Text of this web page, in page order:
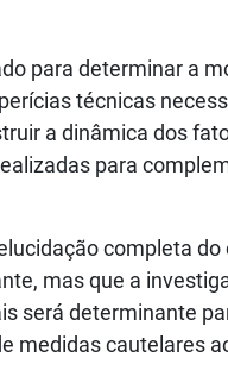
para determinar a
técnicas
a dinâmica dos
para
completa do
mas que a
será determinante
medidas cautelares